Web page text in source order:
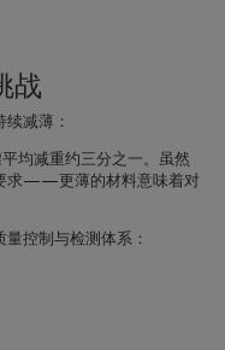
战
减薄：
均减重约三分之一。虽然
求——更薄的材料意味着对
量控制与检测体系 ：